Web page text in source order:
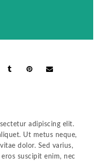
adipiscing elit.
Ut metus neque,
dolor. Sed varius,
suscipit enim, nec